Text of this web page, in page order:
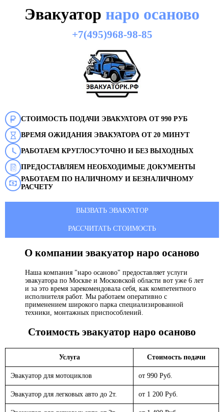
Эвакуатор наро осаново
+7(495)968-98-85
СТОИМОСТЬ ПОДАЧИ ЭВАКУАТОРА ОТ 990 РУБ
ВРЕМЯ ОЖИДАНИЯ ЭВАКУАТОРА ОТ 20 МИНУТ
РАБОТАЕМ КРУГЛОСУТОЧНО И БЕЗ ВЫХОДНЫХ
ПРЕДОСТАВЛЯЕМ НЕОБХОДИМЫЕ ДОКУМЕНТЫ
РАБОТАЕМ ПО НАЛИЧНОМУ И БЕЗНАЛИЧНОМУ
РАСЧЕТУ
ВЫЗВАТЬ ЭВАКУАТОР
РАССЧИТАТЬ СТОИМОСТЬ
О компании эвакуатор наро осаново
Наша компания "наро осаново" предоставляет услуги
эвакуатора по Москве и Московской области вот уже 6 лет
и за это время зарекомендовала себя, как компетентного
исполнителя работ. Мы работаем оперативно с
применением широкого парка специализированной
техники, монтажных приспособлений.
Стоимость эвакуатор наро осаново
Услуга Стоимость подачи
Эвакуатор для мотоциклов от 990 Руб.
Эвакуатор для легковых авто до 2т. от 1 200 Руб.